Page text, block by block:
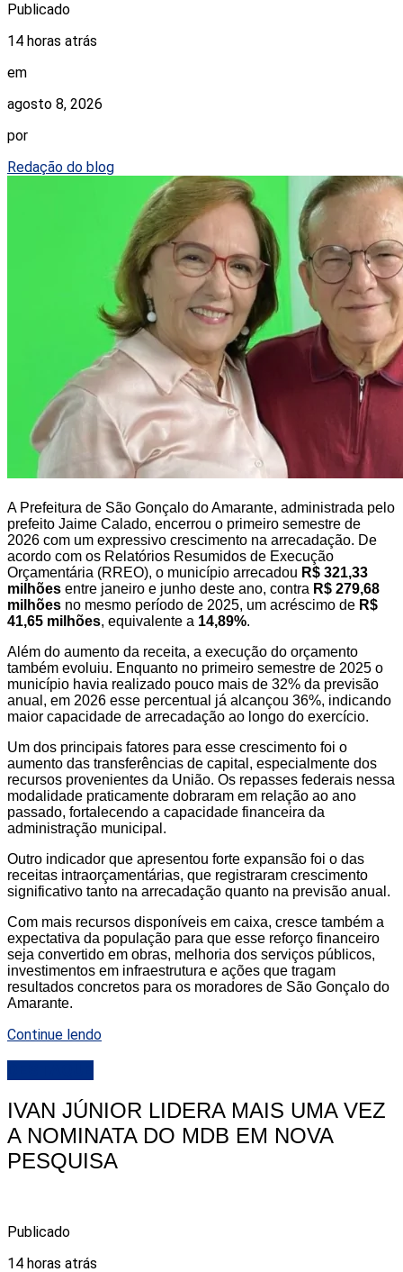
Publicado
14 horas atrás
em
agosto 8, 2026
por
Redação do blog
A Prefeitura de São Gonçalo do Amarante, administrada pelo
prefeito Jaime Calado, encerrou o primeiro semestre de
2026 com um expressivo crescimento na arrecadação. De
acordo com os Relatórios Resumidos de Execução
Orçamentária (RREO), o município arrecadou R$ 321,33
milhões entre janeiro e junho deste ano, contra R$ 279,68
milhões no mesmo período de 2025, um acréscimo de R$
41,65 milhões, equivalente a 14,89%.
Além do aumento da receita, a execução do orçamento
também evoluiu. Enquanto no primeiro semestre de 2025 o
município havia realizado pouco mais de 32% da previsão
anual, em 2026 esse percentual já alcançou 36%, indicando
maior capacidade de arrecadação ao longo do exercício.
Um dos principais fatores para esse crescimento foi o
aumento das transferências de capital, especialmente dos
recursos provenientes da União. Os repasses federais nessa
modalidade praticamente dobraram em relação ao ano
passado, fortalecendo a capacidade financeira da
administração municipal.
Outro indicador que apresentou forte expansão foi o das
receitas intraorçamentárias, que registraram crescimento
significativo tanto na arrecadação quanto na previsão anual.
Com mais recursos disponíveis em caixa, cresce também a
expectativa da população para que esse reforço financeiro
seja convertido em obras, melhoria dos serviços públicos,
investimentos em infraestrutura e ações que tragam
resultados concretos para os moradores de São Gonçalo do
Amarante.
Continue lendo
IVAN JÚNIOR LIDERA MAIS UMA VEZ
A NOMINATA DO MDB EM NOVA
PESQUISA
Publicado
14 horas atrás